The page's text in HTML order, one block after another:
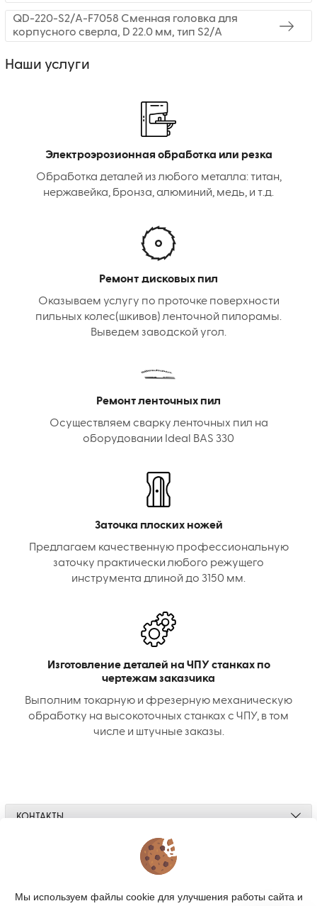
QD-220-S2/A-F7058 Сменная головка для
корпусного сверла, D 22.0 мм, тип S2/A
Наши услуги
Электроэрозионная обработка или резка
Обработка деталей из любого металла: титан,
нержавейка, бронза, алюминий, медь, и т.д.
Ремонт дисковых пил
Оказываем услугу по проточке поверхности
пильных колес(шкивов) ленточной пилорамы.
Выведем заводской угол.
Ремонт ленточных пил
Осуществляем сварку ленточных пил на
оборудовании Ideal BAS 330
Заточка плоских ножей
Предлагаем качественную профессиональную
заточку практически любого режущего
инструмента длиной до 3150 мм.
Изготовление деталей на ЧПУ станках по
чертежам заказчика
Выполним токарную и фрезерную механическую
обработку на высокоточных станках с ЧПУ, в том
числе и штучные заказы.
КОНТАКТЫ
Мы используем файлы cookie для улучшения работы сайта и